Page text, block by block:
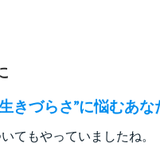
づらさ”に悩むあな
てもやっていましたね。